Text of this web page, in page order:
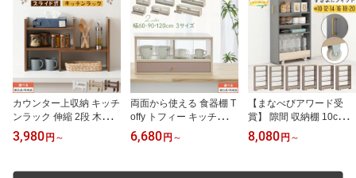
カウンター上収納 キッチ
ンラック 伸縮 2段 木製
食器棚 ミニ コンパクト
ミニ食器棚 キッチン ラ
ラック 卓上食器棚 一人
3,980 円 ～
両面から使える 食器棚 T
offy トフィー キッチンボ
ード キッチンカウンター
収納棚 ラック 棚 キッチ
置き ガラス 引き戸 PUT
6,680 円 ～
【まなべびアワード受
賞】 隙間 収納棚 10cm 1
2cm 14cm 16cm 18cm 2
0cm 幅 Toffy トフィー ワ
キッチンラック スリム
8,080 円 ～